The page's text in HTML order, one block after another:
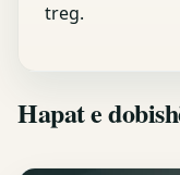
treg.
Hapat e